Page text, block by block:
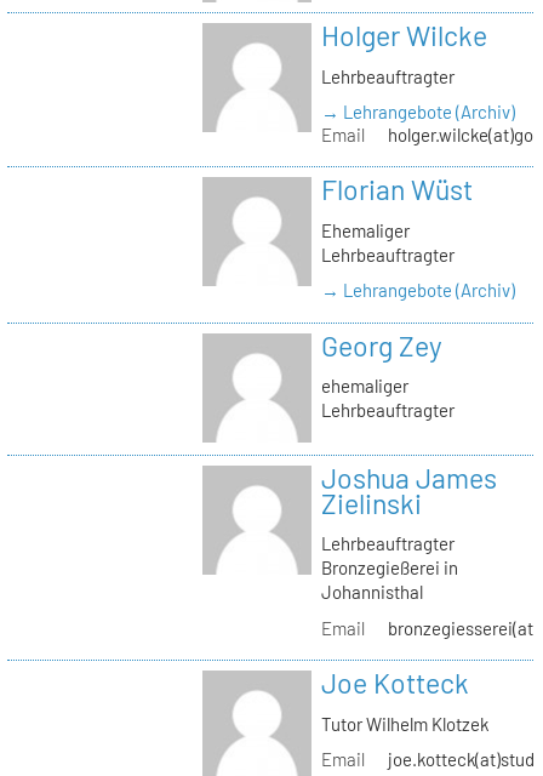
Holger Wilcke
Lehrbeauftragter
→ Lehrangebote (Archiv)
Email
Florian Wüst
Ehemaliger
Lehrbeauftragter
→ Lehrangebote (Archiv)
Georg Zey
ehemaliger
Lehrbeauftragter
Joshua James
Zielinski
Lehrbeauftragter
Bronzegießerei in
Johannisthal
Email
Joe Kotteck
Tutor Wilhelm Klotzek
Email